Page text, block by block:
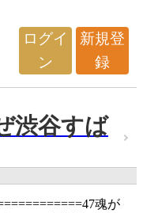
ログイ
ン
新規登
録
渋谷すば
魂が